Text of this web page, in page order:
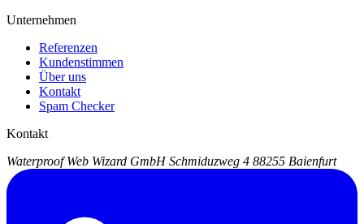
Unternehmen
Referenzen
Kundenstimmen
Über uns
Kontakt
Spam Checker
Kontakt
Waterproof Web Wizard GmbH Schmiduzweg 4 88255 Baienfurt